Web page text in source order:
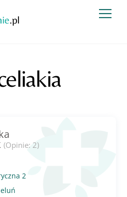
(Opinie: 2)
2